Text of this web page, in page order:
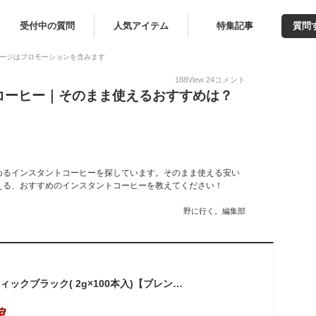
受付中の質問 人気アイテム 特集記事 質問
ジはプロモーションを含みます
188View 24コメント
ヒー｜そのまま使えるおすすめは？
インスタントコーヒーを探しています。そのまま使える安い
、おすすめのインスタントコーヒーを教えてください！
野に行く。編集部
AGF ブレンディ スティックブラック( 2g×100本入)【ブレンディ(Blendy)】[スティックコーヒー]